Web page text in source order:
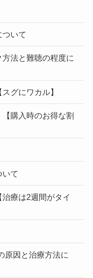
いて
法と難聴の程度に
グにワカル】
購入時のお得な割
て
療は2週間がタイ
原因と治療方法に